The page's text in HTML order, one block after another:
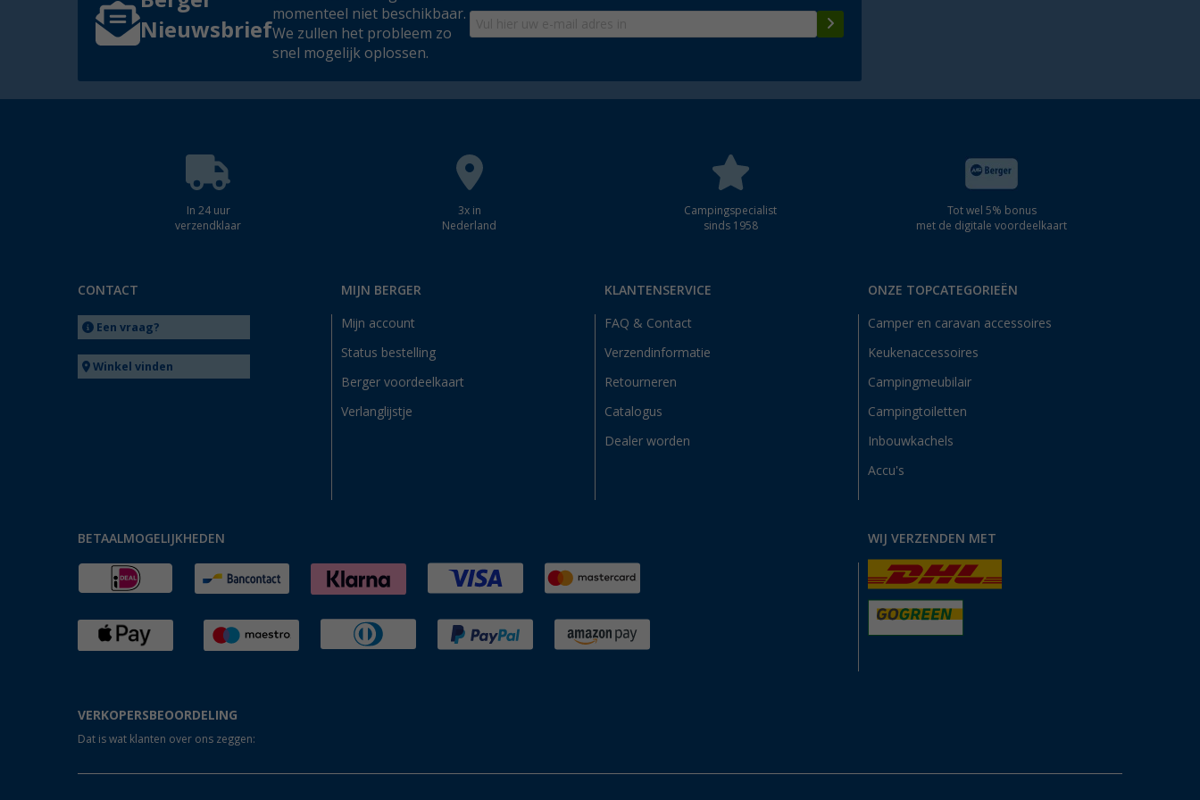
Nieuwsbrief
momenteel niet beschikbaar.
We zullen het probleem zo
snel mogelijk oplossen.
In 24 uur
verzendklaar
3x in
Nederland
Campingspecialist
sinds 1958
Tot wel 5% bonus
met de digitale voordeelkaart
CONTACT
Een vraag?
Winkel vinden
MIJN BERGER
Mijn account
Status bestelling
Berger voordeelkaart
Verlanglijstje
KLANTENSERVICE
FAQ & Contact
Verzendinformatie
Retourneren
Catalogus
Dealer worden
ONZE TOPCATEGORIEËN
Camper en caravan accessoires
Keukenaccessoires
Campingmeubilair
Campingtoiletten
Inbouwkachels
Accu's
BETAALMOGELIJKHEDEN WIJ VERZENDEN MET
VERKOPERSBEOORDELING
Dat is wat klanten over ons zeggen: